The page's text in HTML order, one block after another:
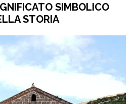
SIMBOLICO
STORIA